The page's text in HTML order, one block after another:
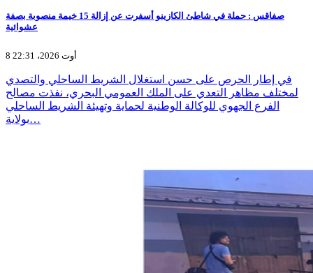
صفاقس : حملة في شاطئ الكازينو أسفرت عن إزالة 15 خيمة منصوبة بصفة
عشوائية
8 أوت 2026، 22:31
في إطار الحرص على حسن استغلال الشريط الساحلي والتصدي
لمختلف مظاهر التعدي على الملك العمومي البحري، نفذت مصالح
الفرع الجهوي للوكالة الوطنية لحماية وتهيئة الشريط الساحلي
بولاية…